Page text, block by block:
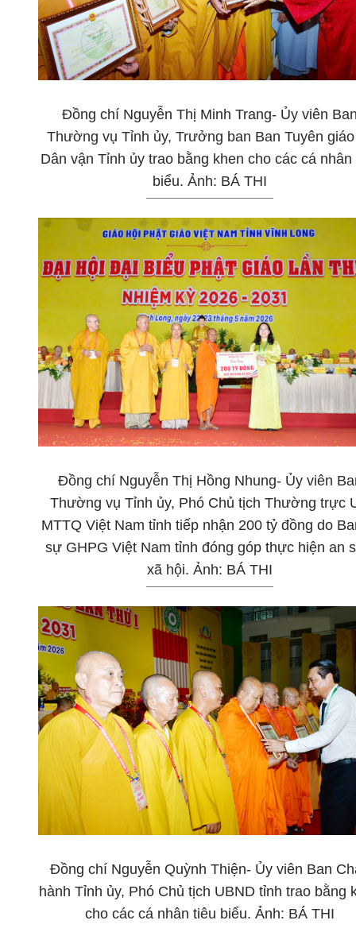
Đồng chí Nguyễn Thị Minh Trang- Ủy viên
Thường vụ Tỉnh ủy, Trưởng ban Ban Tuyên
Dân vận Tỉnh ủy trao bằng khen cho các cá nhân
biểu. Ảnh: BÁ THI
Đồng chí Nguyễn Thị Hồng Nhung- Ủy viên
Thường vụ Tỉnh ủy, Phó Chủ tịch Thường trực
MTTQ Việt Nam tỉnh tiếp nhận 200 tỷ đồng do
sự GHPG Việt Nam tỉnh đóng góp thực hiện an
xã hội. Ảnh: BÁ THI
Đồng chí Nguyễn Quỳnh Thiện- Ủy viên Ban
hành Tỉnh ủy, Phó Chủ tịch UBND tỉnh trao bằng
cho các cá nhân tiêu biểu. Ảnh: BÁ THI